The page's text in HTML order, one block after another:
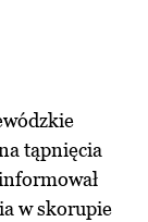
tąpnięcia
w skorupie